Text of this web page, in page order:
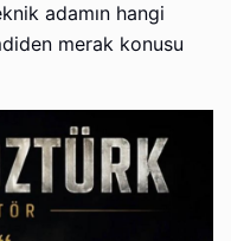
adamın hangi
merak konusu